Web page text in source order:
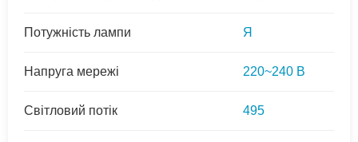
Потужність лампи Я
Напруга мережі 220~240 В
Світловий потік 495